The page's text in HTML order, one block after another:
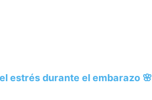
estrés durante el embarazo 🌸